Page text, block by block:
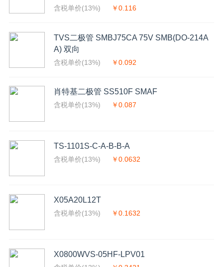
含税单价(13%) ￥0.116
TVS二极管 SMBJ75CA 75V SMB(DO-214A
A) 双向
含税单价(13%) ￥0.092
肖特基二极管 SS510F SMAF
含税单价(13%) ￥0.087
TS-1101S-C-A-B-B-A
含税单价(13%) ￥0.0632
X05A20L12T
含税单价(13%) ￥0.1632
X0800WVS-05HF-LPV01